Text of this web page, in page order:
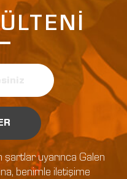
şartlar uyarınca Galen
benimle iletişime